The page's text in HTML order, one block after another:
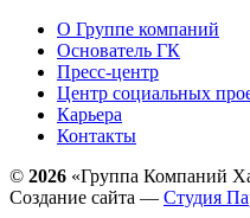
О Группе компаний
Основатель ГК
Пресс-центр
Центр социальных
Карьера
Контакты
© 2026 «Группа Компаний
Создание сайта — Студия